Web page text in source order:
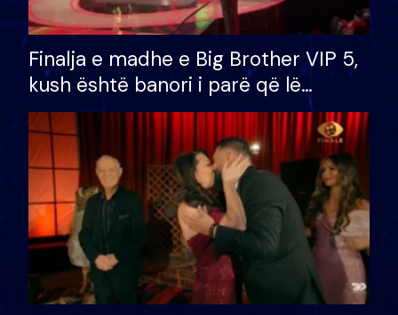
Finalja e madhe e Big Brother VIP 5,
kush është banori i parë që lë
shtëpinë dhe humb mundësinë për
të fituar çmimin e madh